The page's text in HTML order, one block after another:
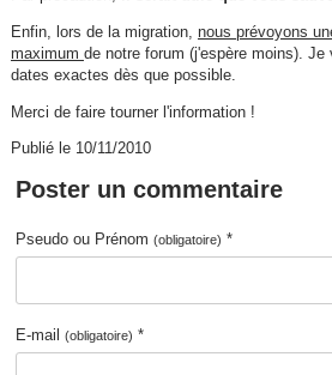
Enfin, lors de la migration, nous prévoyons
maximum de notre forum (j'espère moins).
dates exactes dès que possible.
Merci de faire tourner l'information !
Publié le 10/11/2010
Poster un commentaire
Pseudo ou Prénom(obligatoire) *
E-mail(obligatoire) *